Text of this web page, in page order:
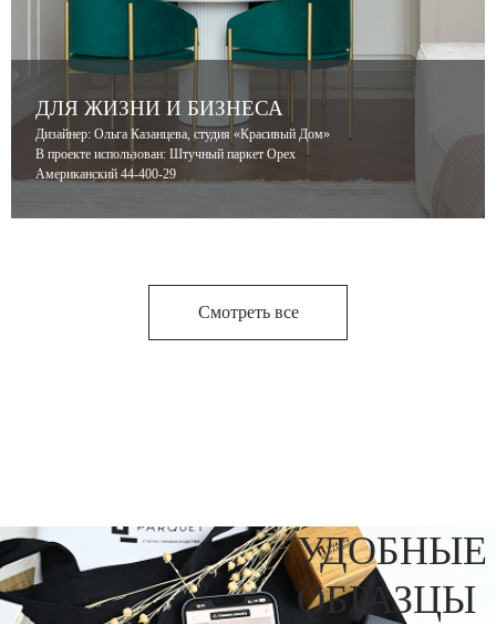
ДЛЯ ЖИЗНИ И БИЗНЕСА
Дизайнер: Ольга Казанцева, студия «Красивый Дом»
В проекте использован: Штучный паркет Орех
Американский 44-400-29
Смотреть все
УДОБНЫЕ
ОБРАЗЦЫ